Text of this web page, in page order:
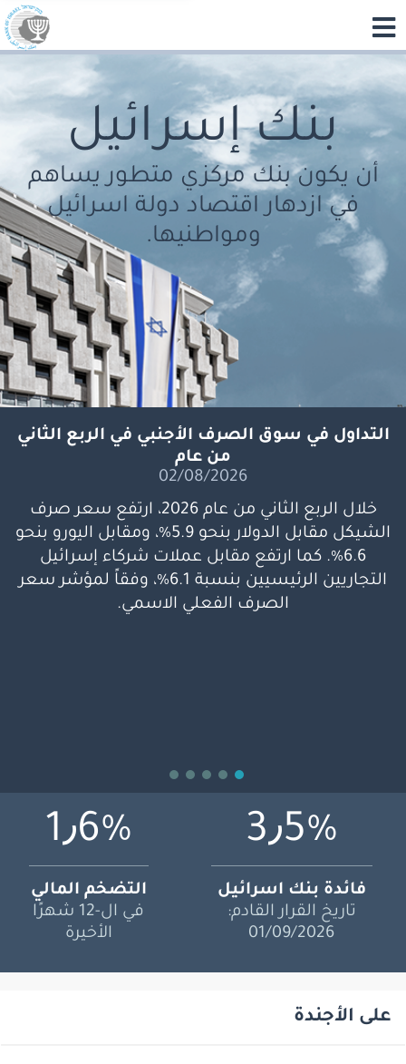
بنك إسرائيل
أن يكون بنك مركزي متطور يساهم
في ازدهار اقتصاد دولة اسرائيل
ومواطنيها.
التداول في سوق الصرف الأجنبي في الربع الثاني
من عام
02/08/2026
خلال الربع الثاني من عام 2026، ارتفع سعر صرف
الشيكل مقابل الدولار بنحو 5.9%، ومقابل اليورو بنحو
6.6%. كما ارتفع مقابل عملات شركاء إسرائيل
التجاريين الرئيسيين بنسبة 6.1%، وفقاً لمؤشر سعر
الصرف الفعلي الاسمي.
فائدة بنك اسرائيل
3٫5%
تاريخ القرار القادم:
01/09/2026
التضخم المالي
1٫6%
في ال-12 شهرًا
الأخيرة
على الأجندة